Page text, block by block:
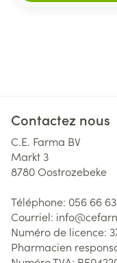
Contactez nous
C.E. Farma BV
Markt 3
8780Oostrozebeke
Téléphone: 056 66
Courriel: info@
Numéro de licence:
Pharmacien